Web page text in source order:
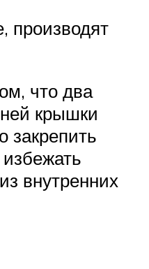
производят
что два
крышки
закрепить
внутренних